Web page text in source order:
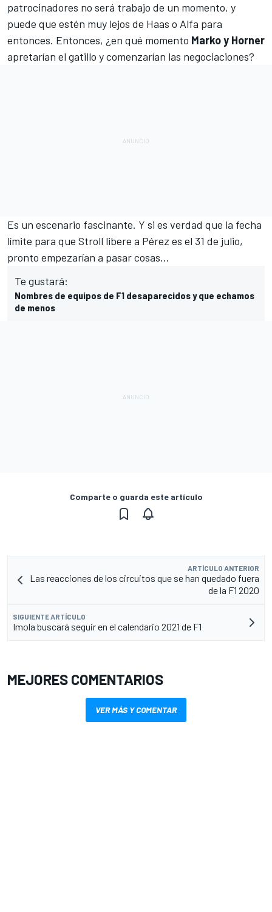
patrocinadores no será trabajo de un momento, y
puede que estén muy lejos de Haas o Alfa para
entonces. Entonces, ¿en qué momento Marko y Horner
apretarían el gatillo y comenzarían las negociaciones?
Es un escenario fascinante. Y si es verdad que la fecha
límite para que Stroll libere a Pérez es el 31 de julio,
pronto empezarían a pasar cosas...
Te gustará:
Nombres de equipos de F1 desaparecidos y que echamos
de menos
Comparte o guarda este artículo
ARTÍCULO ANTERIOR
Las reacciones de los circuitos que se han quedado fuera
de la F1 2020
SIGUIENTE ARTÍCULO
Imola buscará seguir en el calendario 2021 de F1
MEJORES COMENTARIOS
VER MÁS Y COMENTAR